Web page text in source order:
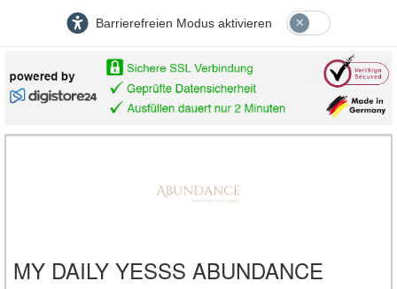
Barrierefreien Modus aktivieren
MY DAILY YESSS ABUNDANCE